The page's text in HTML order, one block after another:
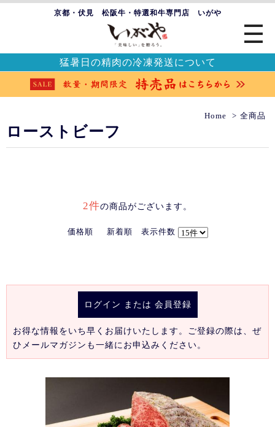
京都・伏見 松阪牛・特選和牛専門店 いがや
猛暑日の精肉の冷凍発送について
Home 全商品
ローストビーフ
2件の商品がございます。
価格順 新着順 表示件数
ログイン または 会員登録
お得な情報をいち早くお届けいたします。ご登録の際は、ぜ
ひメールマガジンも一緒にお申込みください。